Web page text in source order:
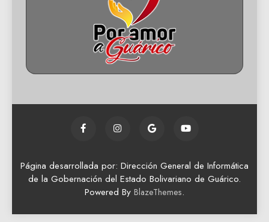
Página desarrollada por: Dirección General de Informática
de la Gobernación del Estado Bolivariano de Guárico.
Powered By BlazeThemes.